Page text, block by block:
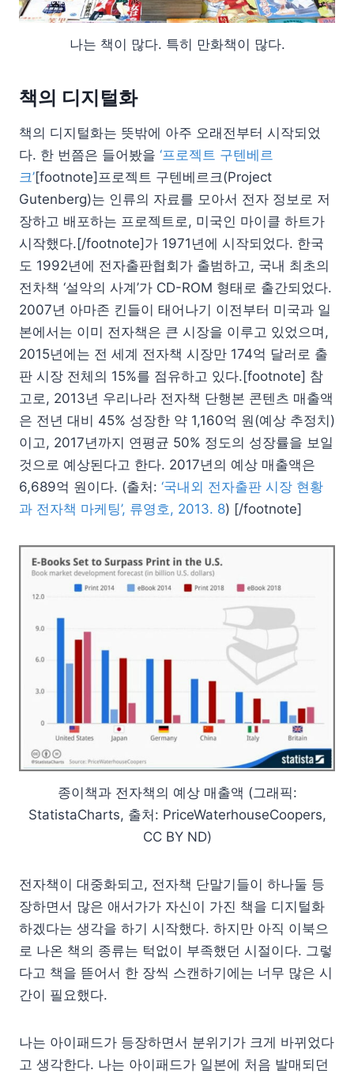
나는 책이 많다. 특히 만화책이 많다.
책의 디지털화
책의 디지털화는 뜻밖에 아주 오래전부터 시작되었
다. 한 번쯤은 들어봤을 ‘프로젝트 구텐베르
크’[footnote]프로젝트 구텐베르크(Project
Gutenberg)는 인류의 자료를 모아서 전자 정보로 저
장하고 배포하는 프로젝트로, 미국인 마이클 하트가
시작했다.[/footnote]가 1971년에 시작되었다. 한국
도 1992년에 전자출판협회가 출범하고, 국내 최초의
전차책 ‘설악의 사계’가 CD-ROM 형태로 출간되었다.
2007년 아마존 킨들이 태어나기 이전부터 미국과 일
본에서는 이미 전자책은 큰 시장을 이루고 있었으며,
2015년에는 전 세계 전자책 시장만 174억 달러로 출
판 시장 전체의 15%를 점유하고 있다.[footnote] 참
고로, 2013년 우리나라 전자책 단행본 콘텐츠 매출액
은 전년 대비 45% 성장한 약 1,160억 원(예상 추정치)
이고, 2017년까지 연평균 50% 정도의 성장률을 보일
것으로 예상된다고 한다. 2017년의 예상 매출액은
6,689억 원이다. (출처: ‘국내외 전자출판 시장 현황
과 전자책 마케팅’, 류영호, 2013. 8) [/footnote]
종이책과 전자책의 예상 매출액 (그래픽:
StatistaCharts, 출처: PriceWaterhouseCoopers,
CC BY ND)
전자책이 대중화되고, 전자책 단말기들이 하나둘 등
장하면서 많은 애서가가 자신이 가진 책을 디지털화
하겠다는 생각을 하기 시작했다. 하지만 아직 이북으
로 나온 책의 종류는 턱없이 부족했던 시절이다. 그렇
다고 책을 뜯어서 한 장씩 스캔하기에는 너무 많은 시
간이 필요했다.
나는 아이패드가 등장하면서 분위기가 크게 바뀌었다
고 생각한다. 나는 아이패드가 일본에 처음 발매되던